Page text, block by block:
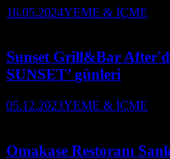
16.05.2024YEME & İÇME
Sunset Grill&Bar
SUNSET’ günleri
05.12.2023YEME & İÇME
Omakase Restoranı